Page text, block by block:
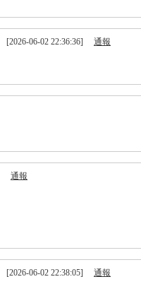
[2026-06-02 22:36:36] 通報
通報
[2026-06-02 22:38:05] 通報